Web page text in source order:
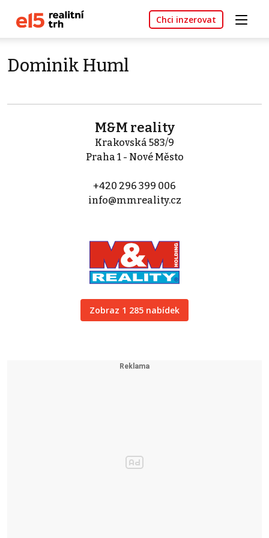
Chci inzerovat
Dominik Huml
M&M reality
Krakovská 583/9
Praha 1 - Nové Město
+420 296 399 006
info@mmreality.cz
Zobraz 1 285 nabídek